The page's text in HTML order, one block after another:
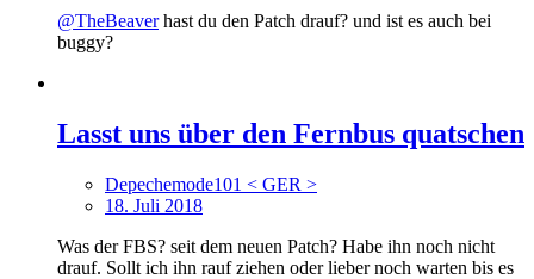
@TheBeaverhast du den Patch drauf? und ist es auch bei
buggy?
Lasst uns über den Fernbus quatschen
Depechemode101 < GER >
18. Juli 2018
Was der FBS? seit dem neuen Patch? Habe ihn noch nicht
drauf. Sollt ich ihn rauf ziehen oder lieber noch warten bis es